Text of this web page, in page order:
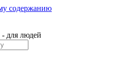
содержанию
для людей